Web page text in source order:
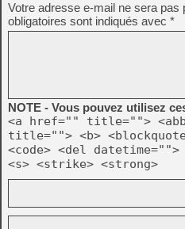
Votre adresse e-mail ne sera pas
obligatoires sont indiqués avec *
NOTE - Vous pouvez utilisez
<a href="" title="">
title=""> <b>
<code> <del
<s> <strike> <strong>